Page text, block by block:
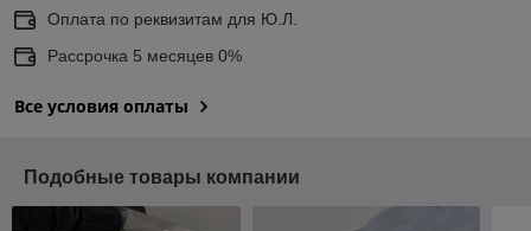
Оплата по реквизитам для Ю.Л.
Рассрочка 5 месяцев 0%
Все условия оплаты
Подобные товары компании